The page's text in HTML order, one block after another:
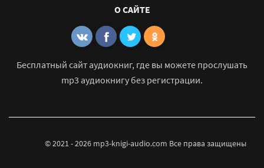
Надвигается беда 39
Надвигается беда 40
Надвигается беда 41
Надвигается беда 43
О САЙТЕ
Бесплатный сайт аудиокниг, где вы можете прослушать
mp3 аудиокнигу без регистрации.
© 2021 - 2026 mp3-knigi-audio.com Все права защищены